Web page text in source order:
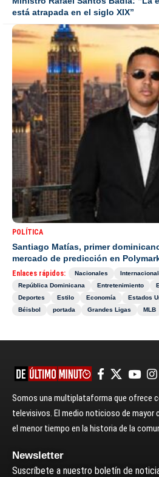
está atrapada en el siglo XIX”
POLÍTICA
Santiago Matías, primer
mercado de predicción en
Enlaces rápidos: Nacionales
República Dominicana
Entretenimiento
Deportes
Estilo Economía Estados
Béisbol
portada Grandes Ligas MLB
Somos una multiplataforma que ofrece
televisivos. El medio noticioso de mayor
el menor tiempo en la historia de la
Newsletter
Suscríbete a nuestro boletín de